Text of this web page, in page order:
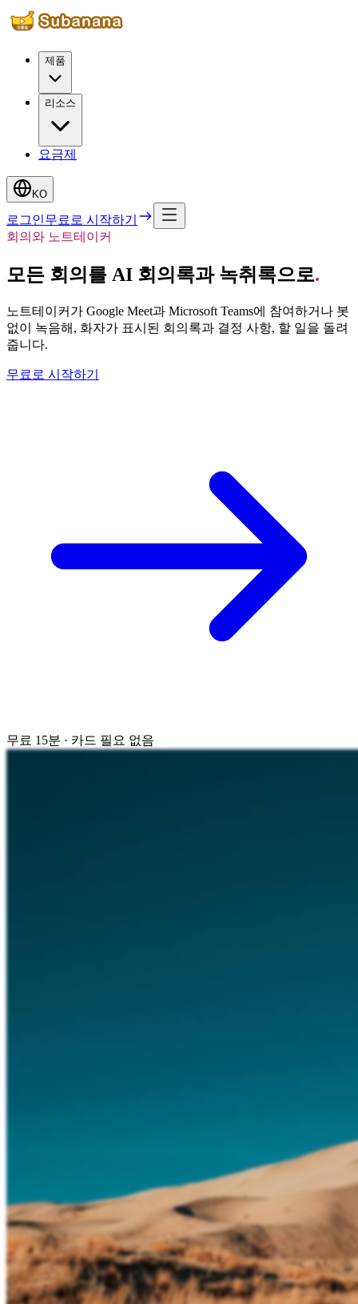
제품
리소스
요금제
KO
로그인무료로 시작하기
회의와 노트테이커
모든 회의를 AI 회의록과 녹취록으로.
노트테이커가 Google Meet과 Microsoft Teams에 참여하거나 봇
없이 녹음해, 화자가 표시된 회의록과 결정 사항, 할 일을 돌려
줍니다.
무료로 시작하기
무료 15분 · 카드 필요 없음